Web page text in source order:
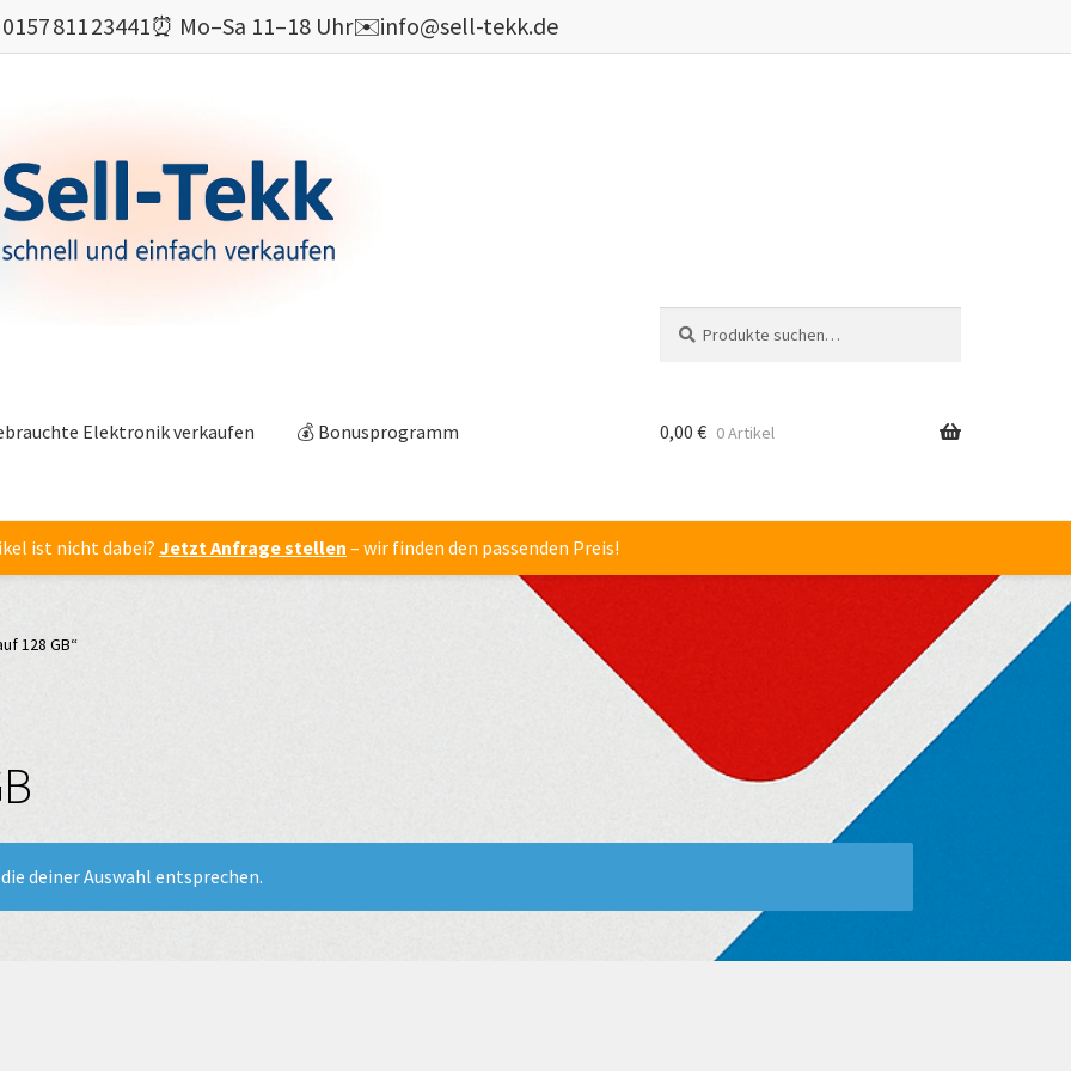
0157 811 23441⏰ Mo–Sa 11–18 Uhr✉️info@sell-tekk.de
nach:
Elektronik verkaufen 💰 Bonusprogramm 0,00 € 0 Artikel
ist nicht dabei? Jetzt Anfrage stellen – wir finden den passenden Preis!
128 GB“
deiner Auswahl entsprechen.